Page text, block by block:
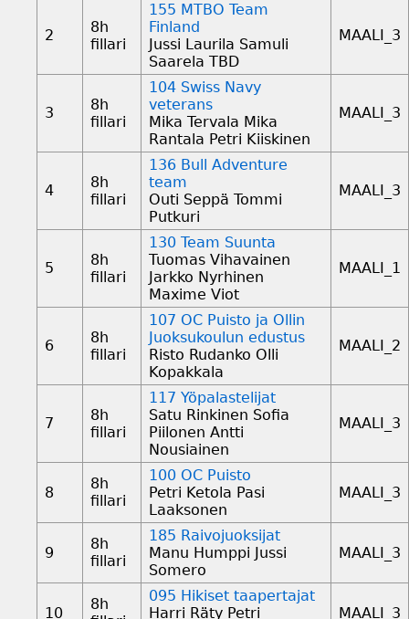
2
8h
fillari
155 MTBO Team
Finland
Jussi Laurila Samuli
Saarela TBD
MAALI_3
3
8h
fillari
104 Swiss Navy
veterans
Mika Tervala Mika
Rantala Petri Kiiskinen
MAALI_3
4
8h
fillari
136 Bull Adventure
team
Outi Seppä Tommi
Putkuri
MAALI_3
5
8h
fillari
130 Team Suunta
Tuomas Vihavainen
Jarkko Nyrhinen
Maxime Viot
MAALI_1
6
8h
fillari
107 OC Puisto ja Ollin
Juoksukoulun edustus
Risto Rudanko Olli
Kopakkala
MAALI_2
7
8h
fillari
117 Yöpalastelijat
Satu Rinkinen Sofia
Piilonen Antti
Nousiainen
MAALI_3
8
8h
fillari
100 OC Puisto
Petri Ketola Pasi
Laaksonen
MAALI_3
9
8h
fillari
185 Raivojuoksijat
Manu Humppi Jussi
Somero
MAALI_3
10
8h
095 Hikiset taapertajat
Harri Räty Petri
MAALI_3